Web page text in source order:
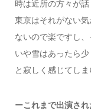
時は近所の方々が
東京はそれがない
ないので楽ですし
いや雪はあったら
と寂しく感じてしま
ーこれまで出演さ